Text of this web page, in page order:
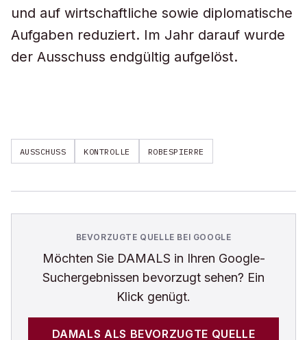
und auf wirtschaftliche sowie diplomatische
Aufgaben reduziert. Im Jahr darauf wurde
der Ausschuss endgültig aufgelöst.
AUSSCHUSS KONTROLLE ROBESPIERRE
BEVORZUGTE QUELLE BEI GOOGLE
Möchten Sie DAMALS in Ihren Google-
Suchergebnissen bevorzugt sehen? Ein
Klick genügt.
DAMALS ALS BEVORZUGTE QUELLE